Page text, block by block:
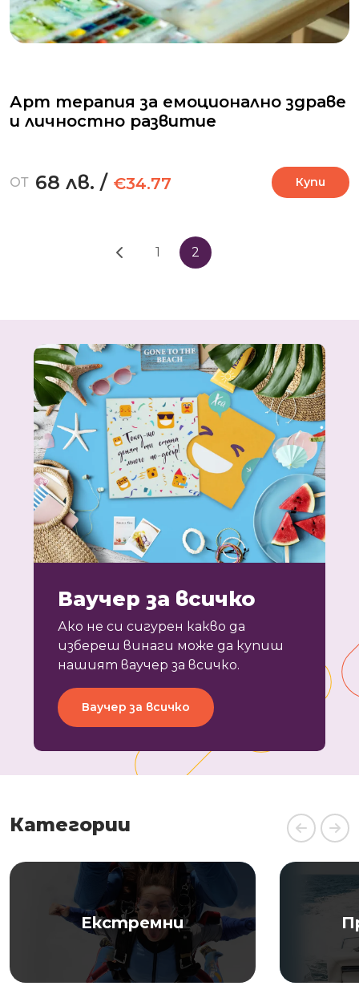
Арт терапия за емоционално здраве
и личностно развитие
ОТ 68 лв. / €34.77 Купи
1 2
Ваучер за всичко
Ако не си сигурен какво да
избереш винаги може да купиш
нашият ваучер за всичко.
Ваучер за всичко
Категории
Екстремни